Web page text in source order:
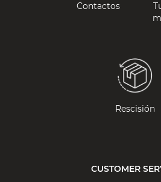
Contactos
Rescisión
CUSTOMER